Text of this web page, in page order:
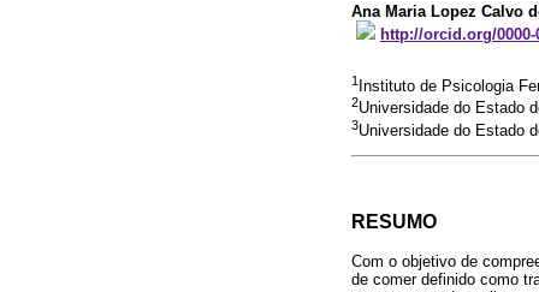
Ana Maria Lopez Calvo
http://orcid.org/0000-
1 Instituto de Psicologia
2Universidade do Estado
3Universidade do Estado
RESUMO
Com o objetivo de
de comer definido como